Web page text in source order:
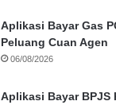
Aplikasi Bayar Gas
Peluang Cuan Agen
06/08/2026
Aplikasi Bayar BPJS